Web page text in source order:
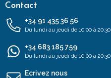
Contact
+34 91 435 36 56
Du lundi au jeudi de 10:00 à 20:30
+34 683 185 759
Du lundi au jeudi de 10:00 à 20:30
Ecrivez nous